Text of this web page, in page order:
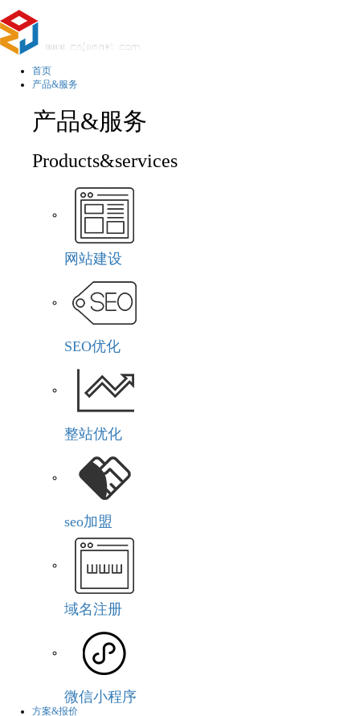
首页
产品&服务
产品&服务
Products&services
网站建设
SEO优化
整站优化
seo加盟
域名注册
微信小程序
方案&报价